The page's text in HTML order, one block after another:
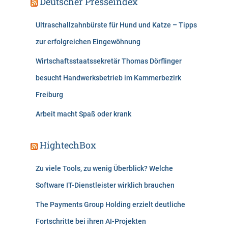
Ultraschallzahnbürste für Hund und Katze – Tipps
zur erfolgreichen Eingewöhnung
Wirtschaftsstaatssekretär Thomas Dörflinger
besucht Handwerksbetrieb im Kammerbezirk
Freiburg
Arbeit macht Spaß oder krank
HightechBox
Zu viele Tools, zu wenig Überblick? Welche
Software IT-Dienstleister wirklich brauchen
The Payments Group Holding erzielt deutliche
Fortschritte bei ihren AI-Projekten